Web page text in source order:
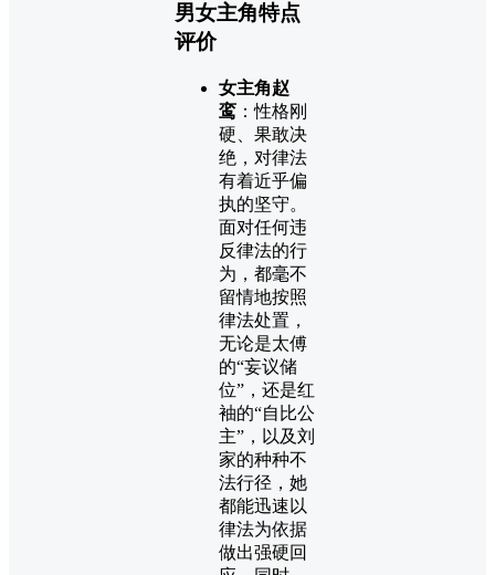
男女主角特点
评价
女主角赵
鸾 ：性格刚
硬、果敢决
绝，对律法
有着近乎偏
执的坚守。
面对任何违
反律法的行
为，都毫不
留情地按照
律法处置，
无论是太傅
的“妄议储
位”，还是红
袖的“自比公
主”，以及刘
家的种种不
法行径，她
都能迅速以
律法为依据
做出强硬回